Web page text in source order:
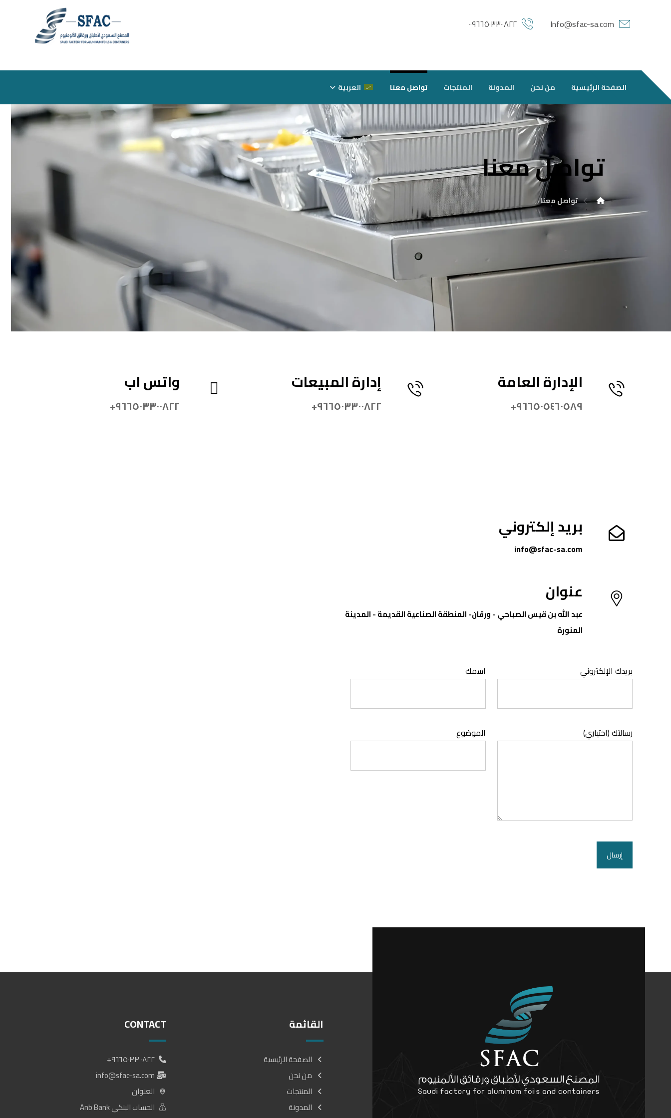
Info@sfac-sa.com ٠٠٩٦٦٥٠٣٣٠٠٨٢٢
الصفحة الرئيسية من نحن المدونة المنتجات تواصل معنا العربية
تواصل معنا
تواصل معنا
الإدارة العامة
٩٦٦٥٠٥٤٦٠٥٨٩+
إدارة المبيعات
٩٦٦٥٠٣٣٠٠٨٢٢+
واتس اب
٩٦٦٥٠٣٣٠٠٨٢٢+
بريد إلكتروني
info@sfac-sa.com
عنوان
عبد الله بن قيس الصباحي - ورقان- المنطقة الصناعية القديمة - المدينة
المنورة
اسمك بريدك الإلكتروني
الموضوع رسالتك (اختياري)
إرسال
القائمة
الصفحة الرئيسية
من نحن
المنتجات
المدونة
CONTACT
٩٦٦٥٠٣٣٠٠٨٢٢+
info@sfac-sa.com
العنوان
الحساب البنكي Anb Bank